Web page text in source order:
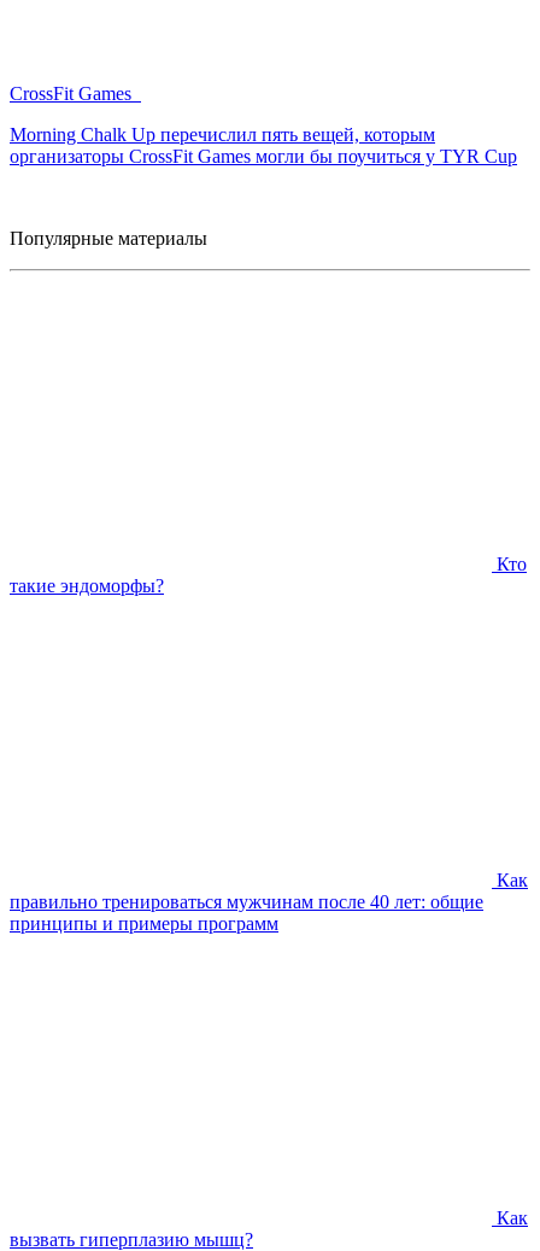
CrossFit Games
Morning Chalk Up перечислил пять вещей, которым
организаторы CrossFit Games могли бы поучиться у TYR Cup
Популярные материалы
Кто
такие эндоморфы?
Как
правильно тренироваться мужчинам после 40 лет: общие
принципы и примеры программ
Как
вызвать гиперплазию мышц?